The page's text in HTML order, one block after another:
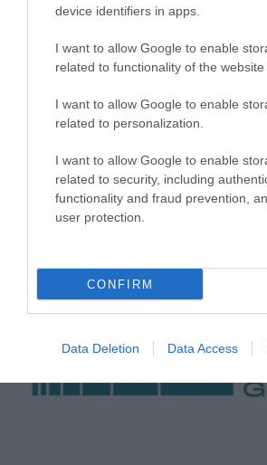
device identifiers in apps.
I want to allow Google to enable
related to functionality of the website
I want to allow Google to enable
related to personalization.
I want to allow Google to enable
related to security, including
functionality and fraud prevention,
user protection.
CONFIRM
Data Deletion Data Access
Γιώτα Τζαβάρα
Ξεπέρασαν το 1 εκατ.
παραγγελίες στο
χωρίς e-shop